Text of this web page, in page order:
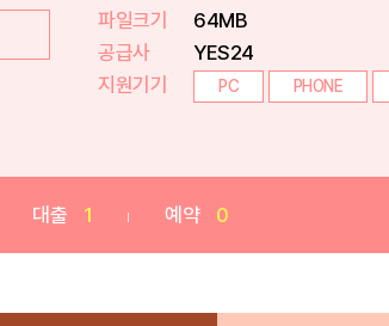
파일크기
64MB
공급사
YES24
지원기기
PC PHONE
대출 1 예약 0